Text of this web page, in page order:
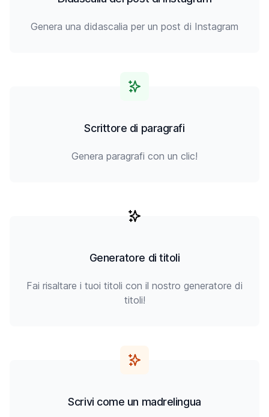
Genera una didascalia per un post di Instagram
Scrittore di paragrafi
Genera paragrafi con un clic!
Generatore di titoli
Fai risaltare i tuoi titoli con il nostro generatore di
titoli!
Scrivi come un madrelingua